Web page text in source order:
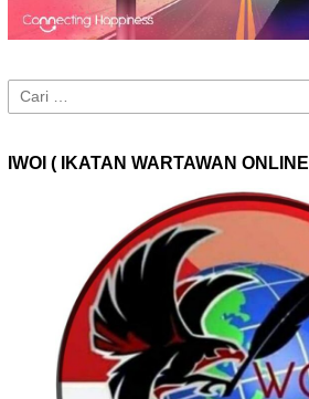
Cari
untuk:
IWOI ( IKATAN WARTAWAN